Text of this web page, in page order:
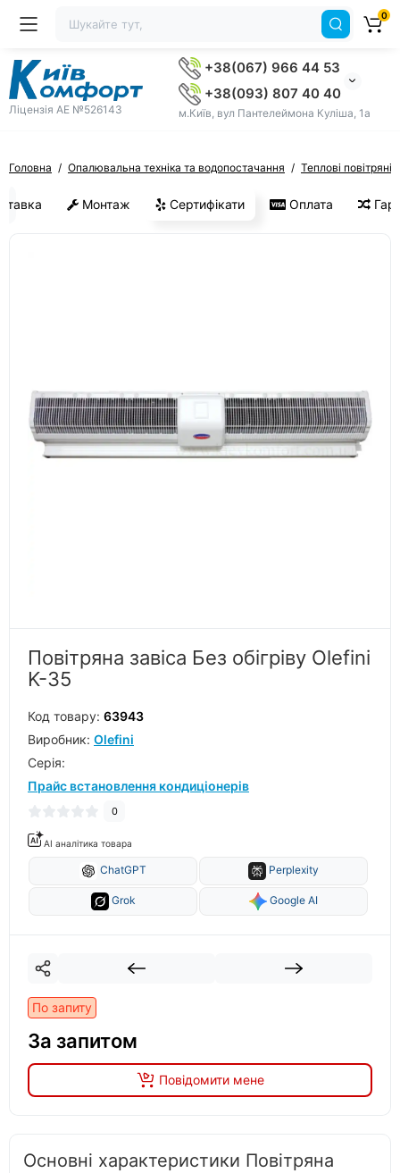
Ліцензія AE №526143
+38(067) 966 44 53
+38(093) 807 40 40
м.Київ, вул Пантелеймона Куліша, 1а
0
Головна Опалювальна техніка та водопостачання Теплові повітряні
Монтаж Сертифікати Оплата
Повітряна завіса Без обігріву Olefini
K-35
Код товару: 63943
Виробник: Olefini
Серiя:
Прайс встановлення кондиціонерів
0
AI аналітика товара
ChatGPT Perplexity
Grok Google AI
По запиту
За запитом
Повідомити мене
Основні характеристики Повітряна